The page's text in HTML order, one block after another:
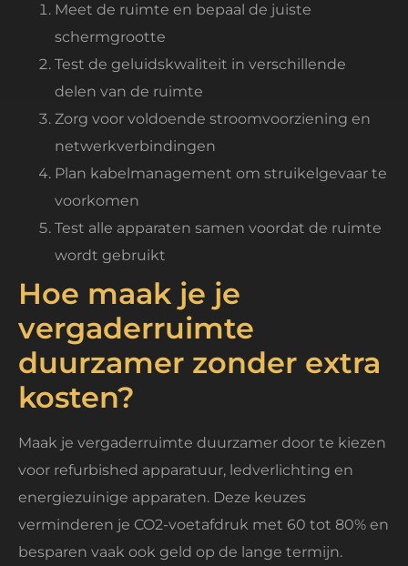
Meet de ruimte en bepaal de juiste
schermgrootte
Test de geluidskwaliteit in verschillende
delen van de ruimte
Zorg voor voldoende stroomvoorziening en
netwerkverbindingen
Plan kabelmanagement om struikelgevaar te
voorkomen
Test alle apparaten samen voordat de ruimte
wordt gebruikt
Hoe maak je je
vergaderruimte
duurzamer zonder extra
kosten?
Maak je vergaderruimte duurzamer door te kiezen
voor refurbished apparatuur, ledverlichting en
energiezuinige apparaten. Deze keuzes
verminderen je CO2-voetafdruk met 60 tot 80% en
besparen vaak ook geld op de lange termijn.